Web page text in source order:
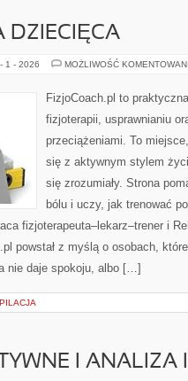
DZIECIĘCA
1 - 2026 MOŻLIWOŚĆ
FizjoCoach.pl to
fizjoterapii, usprawnianiu
przeciążeniami. To
się z aktywnym stylem
się zrozumiały. Strona
bólu i uczy, jak trenować
fizjoterapeuta–lekarz–trener i
powstał z myślą o osobach,
nie daje spokoju, albo […]
I ANALIZA